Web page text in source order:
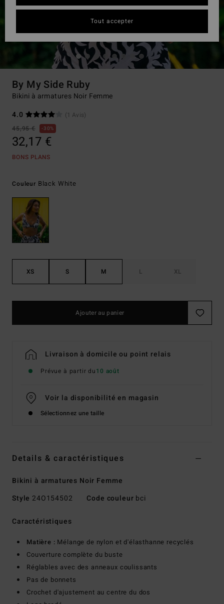
By My Side Ruby
Bikini à armatures Noir Femme
4.0
(1 Avis)
45,95 €
30%
32,17 €
BONS PLANS
Couleur Black White
XS S M L XL
Ajouter au panier
Livraison à domicile ou point relais
Prévue à partir du10 août
Voir la disponibilité en magasin
Sélectionnez une taille
Details & caractéristiques
Bikini à armatures Noir Femme
Style 24O154502 Code couleur bci
Caractéristiques
Matière : Mélange de nylon et d'élasthanne recyclés
Couverture complète du buste
Réglables avec des anneaux coulissants
Pas de bonnets
Crochet d'ajustement au centre du dos
Tout accepter